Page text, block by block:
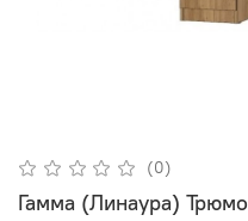
(0)
Гамма (Линаура) Трюмо